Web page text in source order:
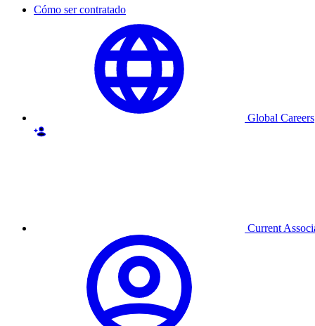
Cómo ser contratado
Global Careers
Current